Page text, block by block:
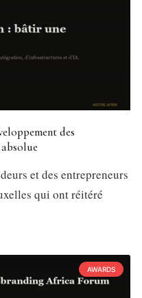
des
et des entrepreneurs
qui ont réitéré
AWARDS